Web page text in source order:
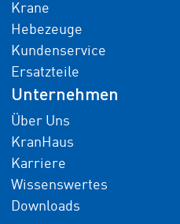
Krane
Hebezeuge
Kundenservice
Ersatzteile
Unternehmen
Über Uns
KranHaus
Karriere
Wissenswertes
Downloads